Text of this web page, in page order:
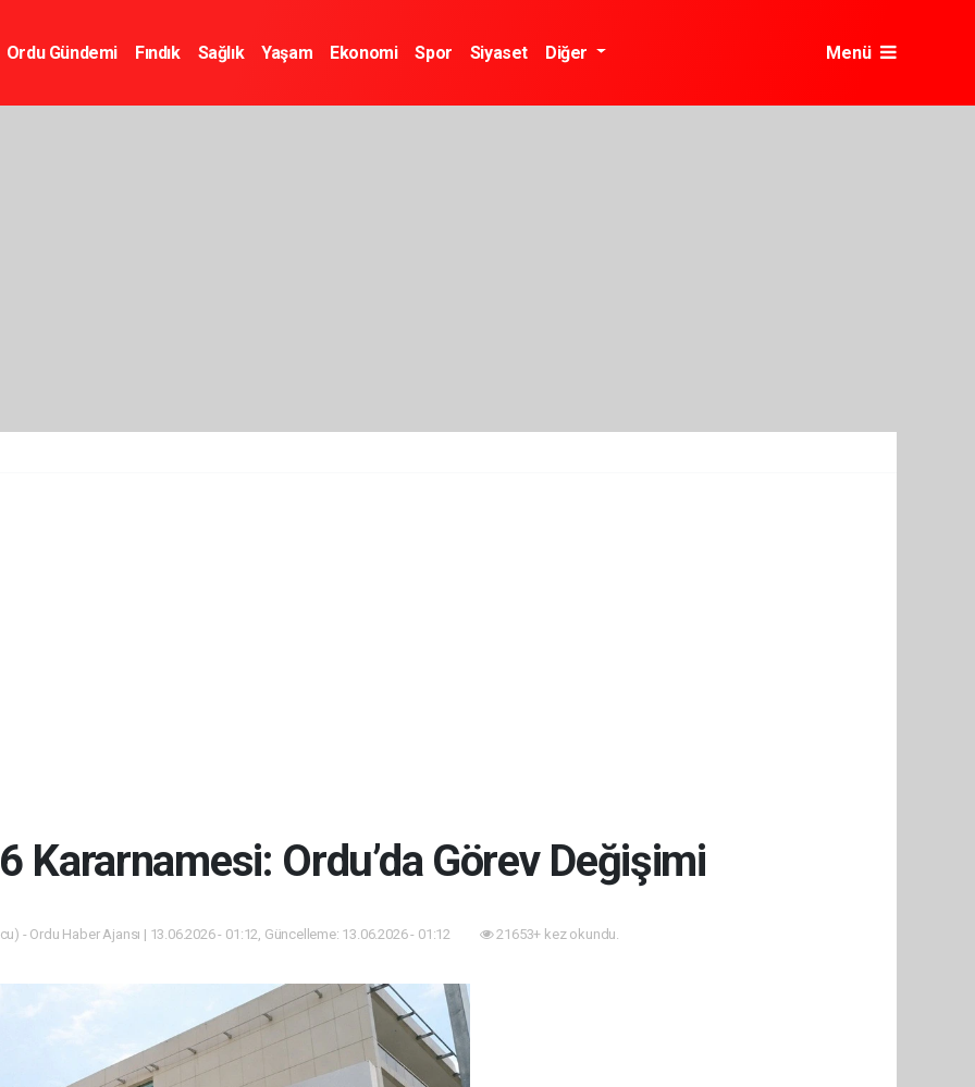
Ordu Gündemi Fındık Sağlık Yaşam Ekonomi Spor Siyaset Diğer Menü
Kararnamesi: Ordu’da Görev Değişimi
- Ordu Haber Ajansı | 13.06.2026 - 01:12, Güncelleme: 13.06.2026 - 01:12 21653+ kez okundu.